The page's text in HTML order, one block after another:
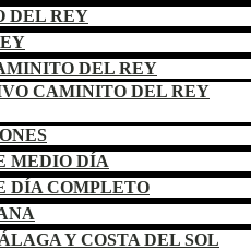
DEL REY
DEL REY
CAMINITO DEL REY
MEDIO DÍA
DÍA COMPLETO
Y COSTA DEL SOL